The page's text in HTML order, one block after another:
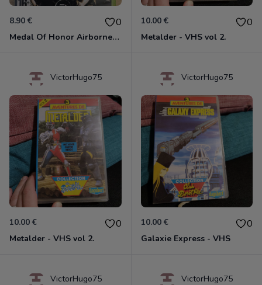
8.90 € 0
Medal Of Honor Airborne Xbox 360
10.00 € 0
Metalder - VHS vol 2.
VictorHugo75
10.00 € 0
Metalder - VHS vol 2.
VictorHugo75
10.00 € 0
Galaxie Express - VHS
VictorHugo75 VictorHugo75